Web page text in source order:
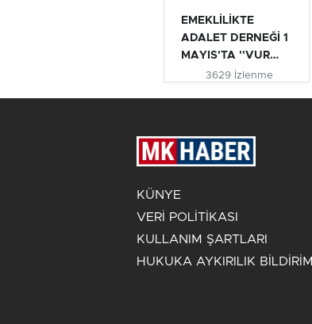
EMEKLİLİKTE
ADALET DERNEĞİ 1
MAYIS'TA ''VUR
VUR İNLESİN VE...
3629 İzlenme
KÜNYE
VERİ POLİTİKASI
KULLANIM ŞARTLARI
HUKUKA AYKIRILIK BİLDİRİMİ